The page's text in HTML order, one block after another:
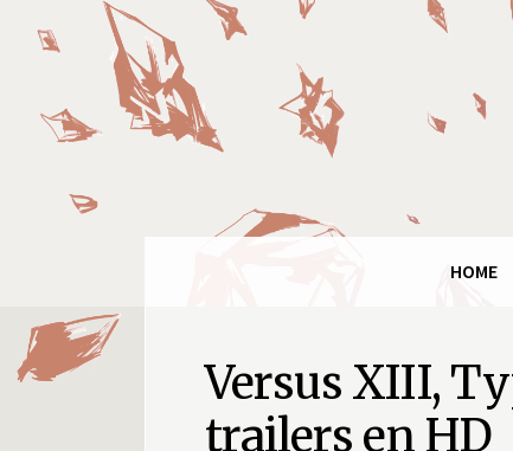
Final
Fantasy
Ring
HOME
Versus XIII,
trailers en HD